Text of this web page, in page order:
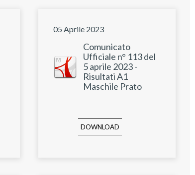
05 Aprile 2023
Comunicato
Ufficiale n° 113 del
5 aprile 2023 -
Risultati A1
Maschile Prato
DOWNLOAD